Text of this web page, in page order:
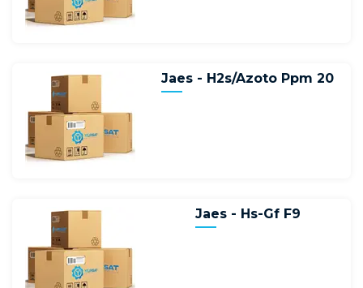
Jaes - H2s/Azoto Ppm 20
Jaes - Hs-Gf F9